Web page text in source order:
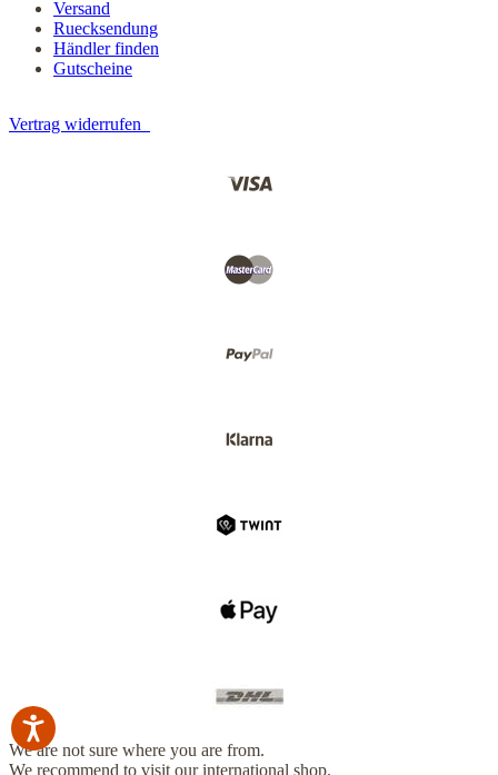
Versand
Ruecksendung
Händler finden
Gutscheine
Vertrag widerrufen
We are not sure where you are from.
We recommend to visit our international shop.